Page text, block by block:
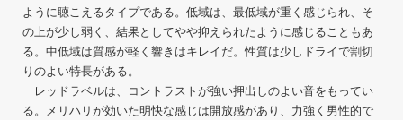
ように聴こえるタイプである。低域は、最低域が重く感じられ、そ
の上が少し弱く、結果としてやや抑えられたように感じることもあ
る。中低域は質感が軽く響きはキレイだ。性質は少しドライで割切
りのよい特長がある。
レッドラベルは、コントラストが強い押出しのよい音をもってい
る。メリハリが効いた明快な感じは開放感があり、力強く男性的で